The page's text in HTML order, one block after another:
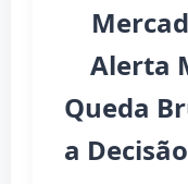
Alerta
Queda
a